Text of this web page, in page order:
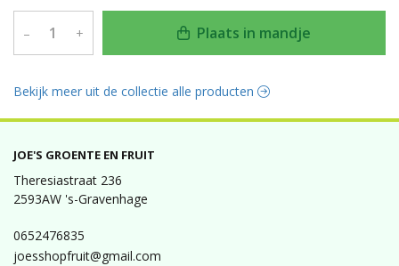
– + Plaats in mandje
Bekijk meer uit de collectie alle producten
JOE'S GROENTE EN FRUIT
Theresiastraat 236
2593AW 's-Gravenhage
0652476835
joesshopfruit@gmail.com